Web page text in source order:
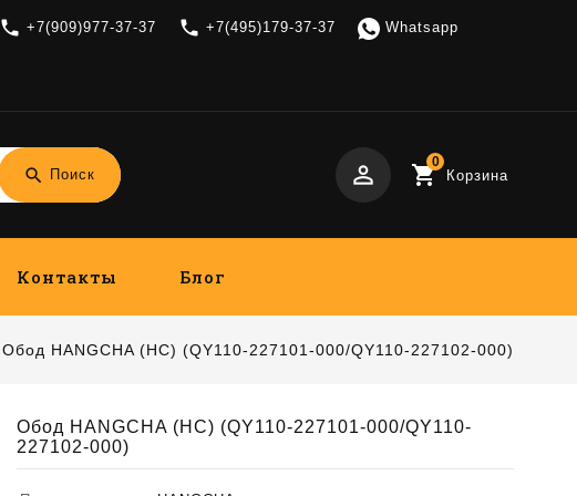
local_phone +7(909)977-37-37 local_phone +7(495)179-37-37 Whatsapp
search Поиск perm_identity shopping_cart0
Корзина
Контакты Блог
Обод HANGCHA (HC) (QY110-227101-000/QY110-227102-000)
Обод HANGCHA (HC) (QY110-227101-000/QY110-
227102-000)